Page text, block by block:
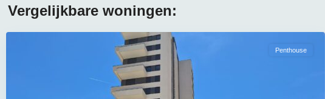
Vergelijkbare woningen:
Penthouse